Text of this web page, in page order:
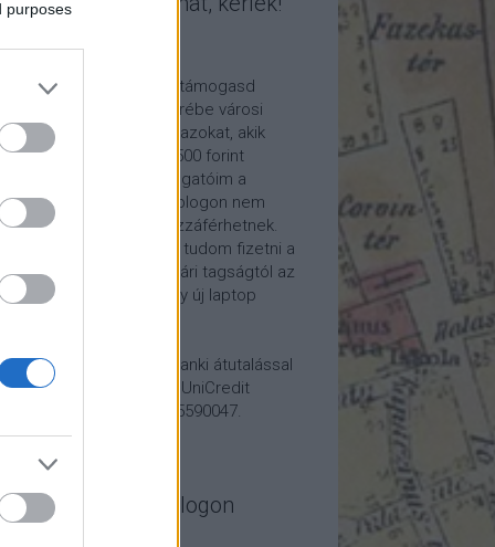
purposes
tetszik a blogom, kérlek támogasd
anyagilag is! Cserébe városi
hívom meg időnként azokat, akik
havi 5 euró vagy 2500 forint
küldenek. Támogatóim a
on exkluzív, a blogon nem
tartalmakhoz is hozzáférhetnek.
segítségével tudom fizetni a
költségeit a könyvtári tagságtól az
előfizetésen át egy új laptop
egyszerű banki átutalással
Papp Géza, UniCredit
10918001-00000022-65590047.
Fővárosi Blog
cikkek a blogon